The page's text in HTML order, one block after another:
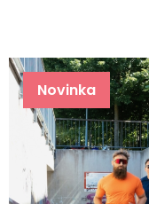
Novinka